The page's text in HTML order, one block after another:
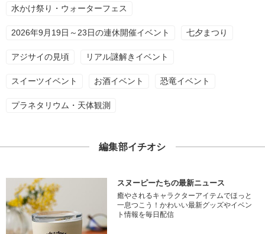
水かけ祭り・ウォーターフェス
2026年9月19日～23日の連休開催イベント 七夕まつり
アジサイの見頃 リアル謎解きイベント
スイーツイベント お酒イベント 恐竜イベント
プラネタリウム・天体観測
編集部イチオシ
スヌーピーたちの最新ニュース
癒やされるキャラクターアイテムでほっと
一息つこう！かわいい最新グッズやイベン
ト情報を毎日配信